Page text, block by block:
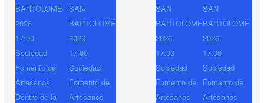
BARTOLOMÉ
2026
17:00
Sociedad
Fomento de
Artesanos
Dentro de la
SAN
BARTOLOMÉ
2026
17:00
Sociedad
Fomento de
Artesanos
SAN
BARTOLOMÉ
2026
17:00
Sociedad
Fomento de
Artesanos
SAN
BARTOLOMÉ
2026
17:00
Sociedad
Fomento de
Artesanos